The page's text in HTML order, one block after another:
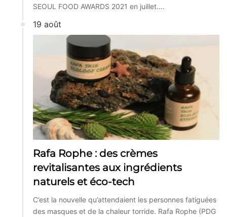
SEOUL FOOD AWARDS 2021 en juillet.…
19 août
Rafa Rophe : des crèmes
revitalisantes aux ingrédients
naturels et éco-tech
C’est la nouvelle qu’attendaient les personnes fatiguées
des masques et de la chaleur torride. Rafa Rophe (PDG